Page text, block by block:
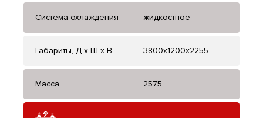
Система охлаждения жидкостное
Габариты, Д x Ш x В 3800x1200x2255
Масса 2575